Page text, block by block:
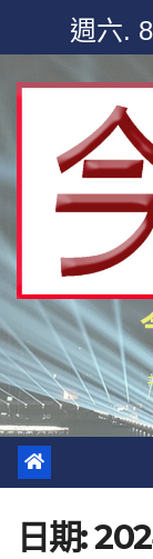
content
週六.
日期: